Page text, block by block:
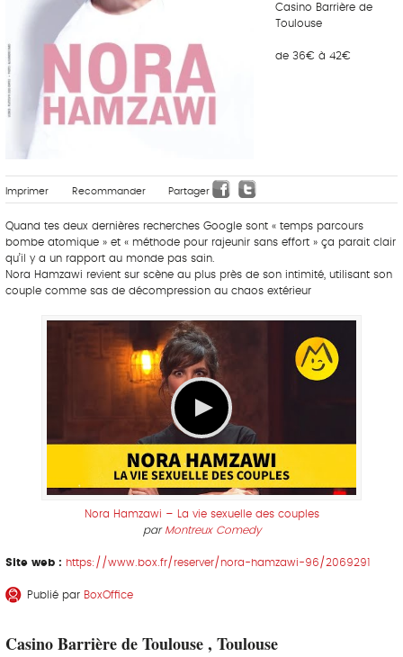
Casino Barrière de
Toulouse
de 36€ à 42€
Imprimer Recommander Partager
Quand tes deux dernières recherches Google sont « temps parcours
bombe atomique » et « méthode pour rajeunir sans effort » ça parait clair
qu’il y a un rapport au monde pas sain.
Nora Hamzawi revient sur scène au plus près de son intimité, utilisant son
couple comme sas de décompression au chaos extérieur
Nora Hamzawi – La vie sexuelle des couples
par Montreux Comedy
Site web : https://www.box.fr/reserver/nora-hamzawi-96/2069291
Publié par BoxOffice
Casino Barrière de Toulouse , Toulouse